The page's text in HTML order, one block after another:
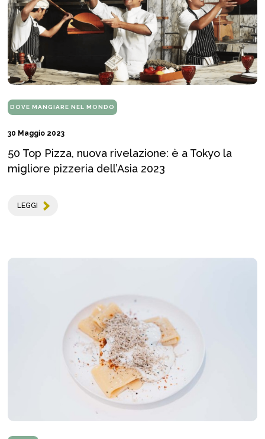
DOVE MANGIARE NEL MONDO
30 Maggio 2023
50 Top Pizza, nuova rivelazione: è a Tokyo la
migliore pizzeria dell’Asia 2023
LEGGI